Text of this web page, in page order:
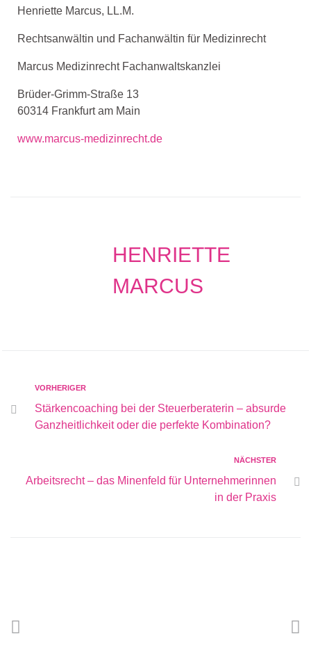
Henriette Marcus, LL.M.
Rechtsanwältin und Fachanwältin für Medizinrecht
Marcus Medizinrecht Fachanwaltskanzlei
Brüder-Grimm-Straße 13
60314 Frankfurt am Main
www.marcus-medizinrecht.de
HENRIETTE
MARCUS
VORHERIGER
Stärkencoaching bei der Steuerberaterin – absurde
Ganzheitlichkeit oder die perfekte Kombination?
NÄCHSTER
Arbeitsrecht – das Minenfeld für Unternehmerinnen
in der Praxis